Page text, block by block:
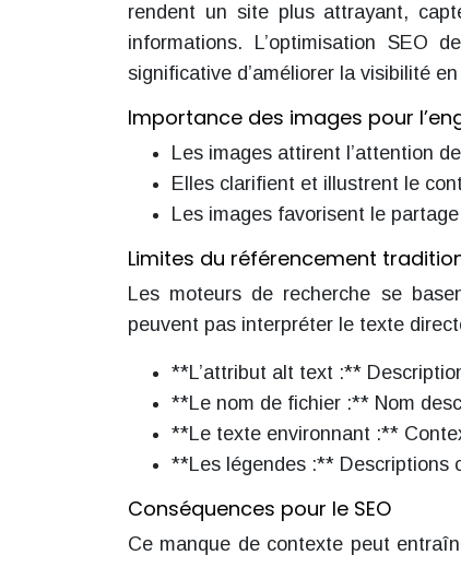
rendent un site plus attrayant,
informations. L’optimisation SEO
significative d’améliorer la visibilité
Importance des images pour
Les images attirent l’attention
Elles clarifient et illustrent le
Les images favorisent le
Limites du référencement
Les moteurs de recherche se
peuvent pas interpréter le texte
**L’attribut alt text :**
**Le nom de fichier :** Nom
**Le texte environnant :**
**Les légendes :** Descriptions
Conséquences pour le SEO
Ce manque de contexte peut